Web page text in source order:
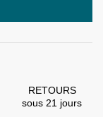
RETOURS
sous 21 jours